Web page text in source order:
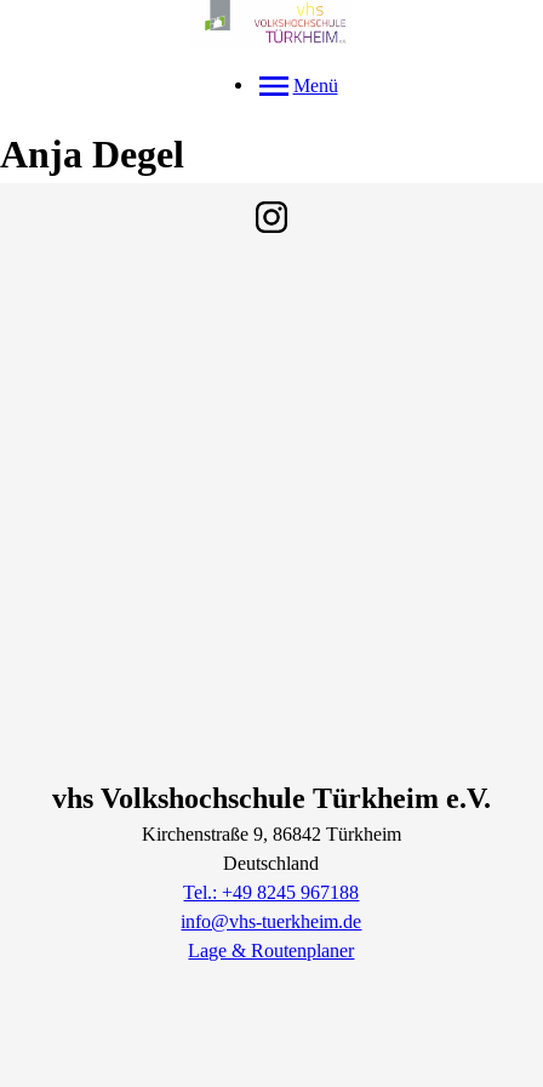
Menü
Anja Degel
vhs Volkshochschule Türkheim e.V.
Kirchenstraße9, 86842 Türkheim
Deutschland
Tel.: +49 8245 967188
info@vhs-tuerkheim.de
Lage & Routenplaner